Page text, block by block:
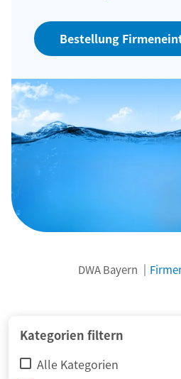
Bestellung
DWA Bayern
Kategorien filtern
Alle Kategorien